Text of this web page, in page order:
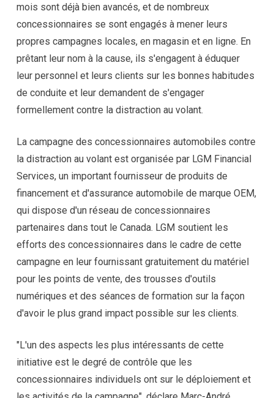
mois sont déjà bien avancés, et de nombreux
concessionnaires se sont engagés à mener leurs
propres campagnes locales, en magasin et en ligne. En
prêtant leur nom à la cause, ils s'engagent à éduquer
leur personnel et leurs clients sur les bonnes habitudes
de conduite et leur demandent de s'engager
formellement contre la distraction au volant.
La campagne des concessionnaires automobiles contre
la distraction au volant est organisée par LGM Financial
Services, un important fournisseur de produits de
financement et d'assurance automobile de marque OEM,
qui dispose d'un réseau de concessionnaires
partenaires dans tout le Canada. LGM soutient les
efforts des concessionnaires dans le cadre de cette
campagne en leur fournissant gratuitement du matériel
pour les points de vente, des trousses d'outils
numériques et des séances de formation sur la façon
d'avoir le plus grand impact possible sur les clients.
"L'un des aspects les plus intéressants de cette
initiative est le degré de contrôle que les
concessionnaires individuels ont sur le déploiement et